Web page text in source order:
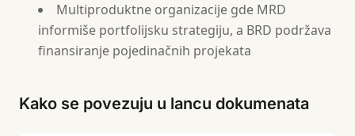
Multiproduktne organizacije gde MRD
informiše portfolijsku strategiju, a BRD podržava
finansiranje pojedinačnih projekata
Kako se povezuju u lancu dokumenata